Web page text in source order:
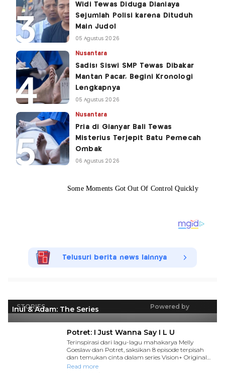
Widi Tewas Diduga Dianiaya
Sejumlah Polisi karena Dituduh
Main Judol
05 Agustus 2026
Nusantara
Sadis! Siswi SMP Tewas Dibakar
Mantan Pacar, Begini Kronologi
Lengkapnya
05 Agustus 2026
Nusantara
Pria di Gianyar Bali Tewas
Misterius Terjepit Batu Pemecah
Ombak
06 Agustus 2026
Telusuri berita news lainnya